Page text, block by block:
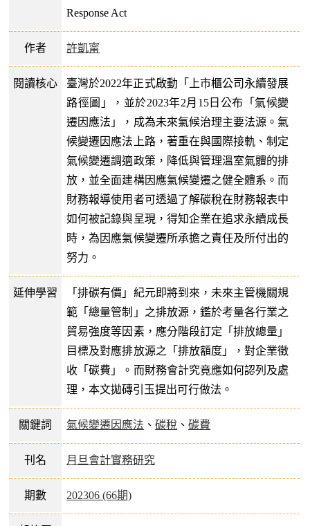
Response Act
作者 許凱甯
閱讀核心
臺灣於2022年正式啟動「上市櫃公司永續發展
路徑圖」，並於2023年2月15日公布「氣候變
遷因應法」，成為未來氣候治理主要法源。氣
候變遷因應法上路，著重在與國際接軌、制定
氣候變遷調適政策，降低與管理溫室氣體的排
放，並全面建構因應氣候變遷之健全體系。而
財務報導使用者可透過了解碳稅在財務報表中
如何被記錄與呈現，得知企業在追求永續成長
時，為因應氣候變遷所承擔之責任及所付出的
努力。
延伸學習
「排碳有價」紀元即將到來，未來主管機關規
範「總量管制」之排放源，鑑於考量各行業之
貿易強度等因素，應分階段訂定「排放總量」
目標及對應排放源之「排放額度」，對企業徵
收「碳費」。而財務會計究竟應如何認列及處
理，本文拋磚引玉提出可行做法。
關鍵詞 氣候變遷因應法 、碳稅 、碳費
刊名 月旦會計實務研究
期數 202306 (66期)